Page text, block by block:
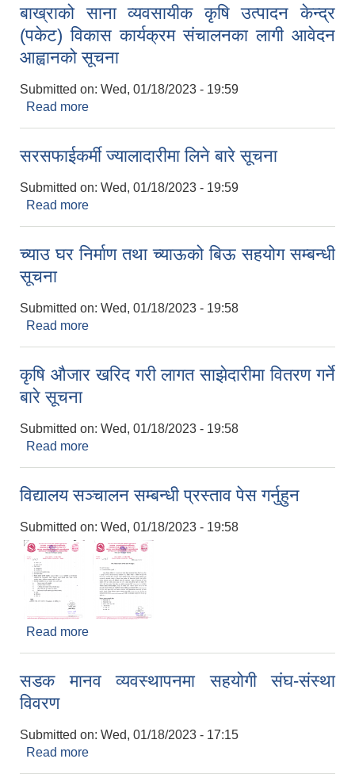
बाख्राको साना व्यवसायीक कृषि उत्पादन केन्द्र
(पकेट) विकास कार्यक्रम संचालनका लागी आवेदन
आह्वानको सूचना
Submitted on: Wed, 01/18/2023 - 19:59
Read more
सरसफाईकर्मी ज्यालादारीमा लिने बारे सूचना
Submitted on: Wed, 01/18/2023 - 19:59
Read more
च्याउ घर निर्माण तथा च्याऊको बिऊ सहयोग सम्बन्धी
सूचना
Submitted on: Wed, 01/18/2023 - 19:58
Read more
कृषि औजार खरिद गरी लागत साझेदारीमा वितरण गर्ने
बारे सूचना
Submitted on: Wed, 01/18/2023 - 19:58
Read more
विद्यालय सञ्चालन सम्बन्धी प्रस्ताव पेस गर्नुहुन
Submitted on: Wed, 01/18/2023 - 19:58
Read more
सडक मानव व्यवस्थापनमा सहयोगी संघ-संस्था
विवरण
Submitted on: Wed, 01/18/2023 - 17:15
Read more